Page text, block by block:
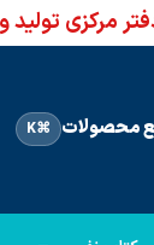
مرکزی تولید و
محصولات ⌘K